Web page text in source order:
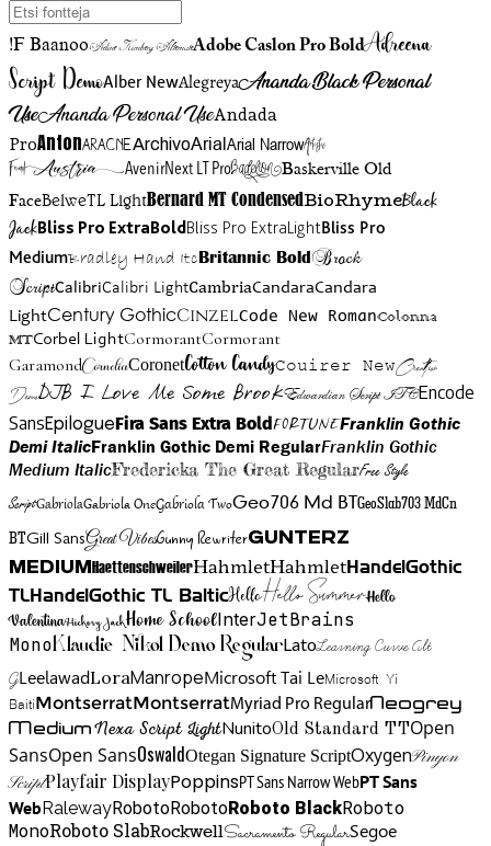
!F BaanooAdine Kirnberg AlternateAdobe Caslon Pro BoldAdreena
Script DemoAlber NewAlegreyaAnanda Black Personal
UseAnanda Personal UseAndada
ProAntonAracneArchivoArialArial NarrowArtistic
FriendAustriaAvenirNext LT ProBadelionBaskerville Old
FaceBelweTL LightBernard MT CondensedBioRhymeBlack
JackBliss Pro ExtraBoldBliss Pro ExtraLightBliss Pro
MediumBradley Hand Itc Britannic Bold Brock
ScriptCalibriCalibri LightCambriaCandaraCandara
LightCentury GothicCinzelCode New RomanColonna
MTCorbel LightCormorantCormorant
GaramondCorneliaCoronetCotton CandyCouirer NewCreattion
DemoDJB I Love Me Some BrookEdwardian Script ITCEncode
SansEpilogueFira Sans Extra BoldFortuneFranklin Gothic
Demi ItalicFranklin Gothic Demi RegularFranklin Gothic
Medium ItalicFredericka The Great RegularFree Style
ScriptGabriolaGabriola OneGabriola TwoGeo706 Md BTGeoSlab703 MdCn
BTGill SansGreat VibesGunny RewriterGunterz
Medium HaettenschweilerHahmletHahmletHandelGothic
TLHandelGothic TL BalticHelloHello SummerHello
ValentinaHickory JackHome SchoolInterJetBrains
MonoKlaudie Nikol Demo RegularLatoLearning Curve Alt
GLeelawadLoraManropeMicrosoft Tai LeMicrosoft Yi
BaitiMontserratMontserratMyriad Pro RegularNeogrey
MediumNexa Script LightNunitoOld Standard TTOpen
SansOpen SansOswaldOtegan Signature ScriptOxygenPinyon
ScriptPlayfair DisplayPoppinsPT Sans Narrow WebPT Sans
WebRalewayRobotoRobotoRoboto BlackRoboto
MonoRoboto SlabRockwellSacramento RegularSegoe